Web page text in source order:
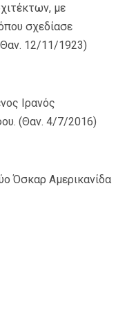
με
σχεδίασε
12/11/1923)
Ιρανός
(Θαν. 4/7/2016)
Όσκαρ Αμερικανίδα